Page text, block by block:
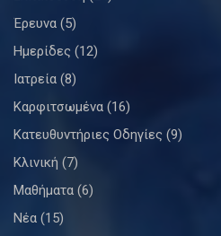
Έρευνα (5)
Ημερίδες (12)
Ιατρεία (8)
Καρφιτσωμένα (16)
Κατευθυντήριες Οδηγίες (9)
Κλινική (7)
Μαθήματα (6)
Νέα (15)